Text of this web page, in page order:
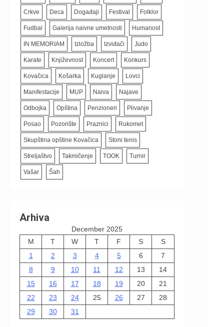
Crkve Deca Događaji Festival Folklor
Fudbal Galerija naivne umetnosti Humanost
IN MEMORIAM Izložba Izviđači Judo
Karate Književnost Koncert Konkurs
Kovačica Košarka Kuglanje Lovci
Manifestacije MUP Naiva Najave
Odbojka Opština Penzioneri Plivanje
Posao Pozorište Praznici Rukomet
Skupština opštine Kovačica Stoni tenis
Streljaštvo Takmičenje TOOK Turnir
Vašar Šah
Arhiva
December 2025
M
T W T F S
S
1
2 3 4 5 6
7
8
9 10 11 12 13
14
15
16 17 18 19 20
21
22
23 24 25 26 27
28
29
30 31